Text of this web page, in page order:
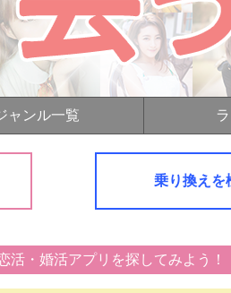
ャンル一覧
乗り換えを
活・婚活アプリを探してみよう！